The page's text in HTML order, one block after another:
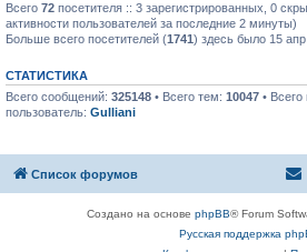
Всего 72 посетителя :: 3 зарегистрированных, 0
активности пользователей за последние 2 минуты)
Больше всего посетителей (1741 ) здесь было 15
СТАТИСТИКА
Всего сообщений: 325148 • Всего тем: 10047 • Всего
пользователь: Gulliani
Список форумов
Создано на основе phpBB® Forum
Русская поддержка